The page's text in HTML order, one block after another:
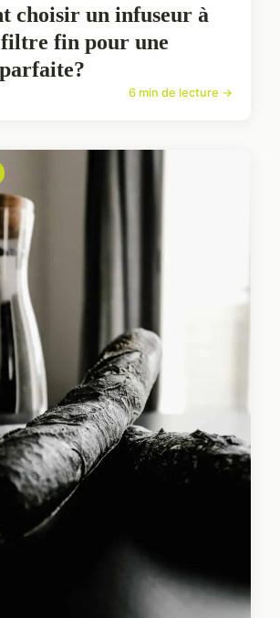
choisir un infuseur à
filtre fin pour une
6 min de lecture →